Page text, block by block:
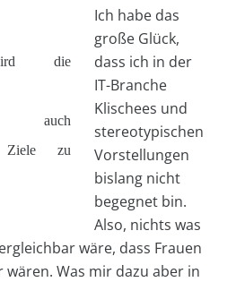
die
auch
Ziele zu
Ich habe das
große Glück,
dass ich in der
IT-Branche
Klischees und
stereotypischen
Vorstellungen
bislang nicht
begegnet bin.
Also, nichts was
wäre, dass Frauen
Was mir dazu aber in